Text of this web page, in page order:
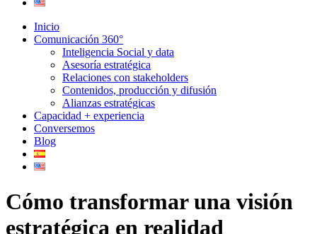
Inicio
Comunicación 360°
Inteligencia Social y data
Asesoría estratégica
Relaciones con stakeholders
Contenidos, producción y difusión
Alianzas estratégicas
Capacidad + experiencia
Conversemos
Blog
Cómo transformar una visión
estratégica en realidad